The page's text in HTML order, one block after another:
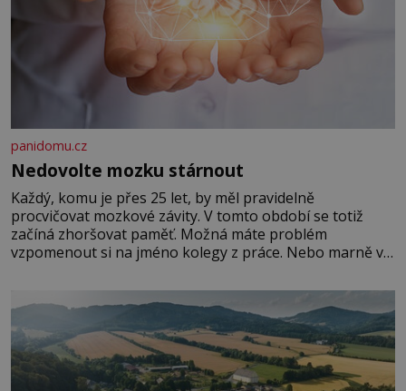
panidomu.cz
Nedovolte mozku stárnout
Každý, komu je přes 25 let, by měl pravidelně
procvičovat mozkové závity. V tomto období se totiž
začíná zhoršovat paměť. Možná máte problém
vzpomenout si na jméno kolegy z práce. Nebo marně v
Je to opravdu tak, s věkem jako kdyby se paměť
rozhodla stávkovat. Cvičte